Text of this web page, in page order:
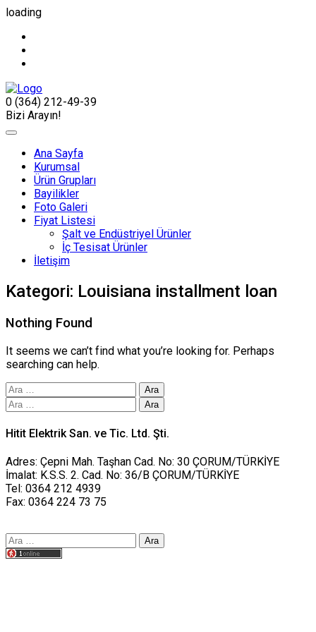
loading
0 (364) 212-49-39
Bizi Arayın!
Ana Sayfa
Kurumsal
Ürün Grupları
Bayilikler
Foto Galeri
Fiyat Listesi
Şalt ve Endüstriyel Ürünler
İç Tesisat Ürünler
İletişim
Kategori: Louisiana installment loan
Nothing Found
It seems we can’t find what you’re looking for. Perhaps
searching can help.
Arama:
Arama:
Hitit Elektrik San. ve Tic. Ltd. Şti.
Adres: Çepni Mah. Taşhan Cad. No: 30 ÇORUM/TÜRKİYE
İmalat: K.S.S. 2. Cad. No: 36/B ÇORUM/TÜRKİYE
Tel: 0364 212 4939
Fax: 0364 224 73 75
Arama: